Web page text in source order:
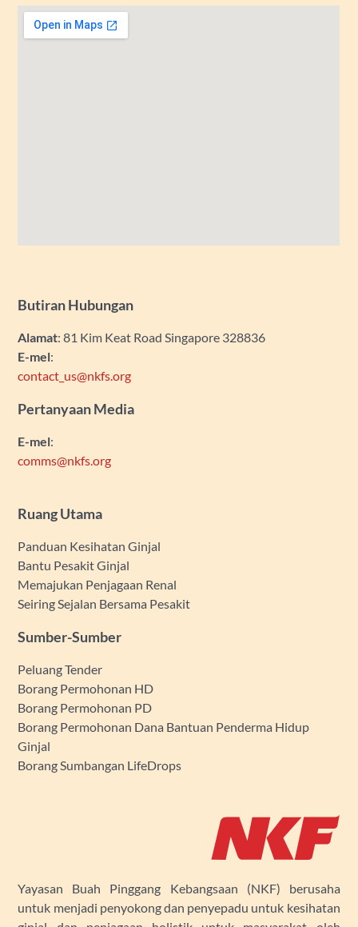
Butiran Hubungan
Alamat: 81 Kim Keat Road Singapore 328836
E-mel:
contact_us@nkfs.org
Pertanyaan Media
E-mel:
comms@nkfs.org
Ruang Utama
Panduan Kesihatan Ginjal
Bantu Pesakit Ginjal
Memajukan Penjagaan Renal
Seiring Sejalan Bersama Pesakit
Sumber-Sumber
Peluang Tender
Borang Permohonan HD
Borang Permohonan PD
Borang Permohonan Dana Bantuan Penderma Hidup
Ginjal
Borang Sumbangan LifeDrops
Yayasan Buah Pinggang Kebangsaan (NKF) berusaha
untuk menjadi penyokong dan penyepadu untuk kesihatan